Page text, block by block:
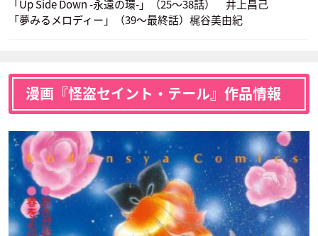
「Up Side Down -永遠の環-」（25〜38話） 井上昌己
「夢みるメロディー」（39〜最終話）梶谷美由紀
漫画『怪盗セイント・テール』作品情報